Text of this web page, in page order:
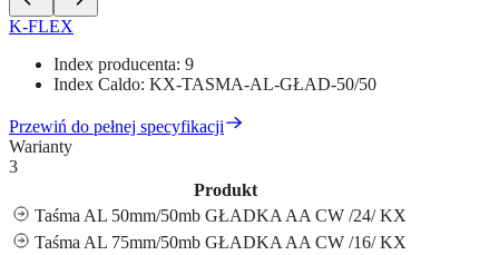
K-FLEX
Index producenta: 9
Index Caldo: KX-TASMA-AL-GŁAD-50/50
Przewiń do pełnej specyfikacji
Warianty
3
Produkt
Taśma AL 50mm/50mb GŁADKA AA CW /24/ KX
Taśma AL 75mm/50mb GŁADKA AA CW /16/ KX